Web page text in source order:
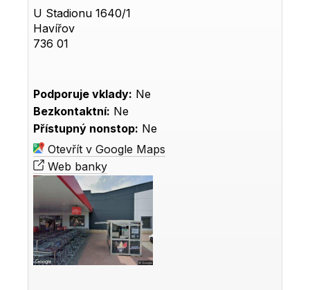
U Stadionu 1640/1
Havířov
736 01
Podporuje vklady: Ne
Bezkontaktní: Ne
Přístupný nonstop: Ne
Otevřít v Google Maps
Web banky